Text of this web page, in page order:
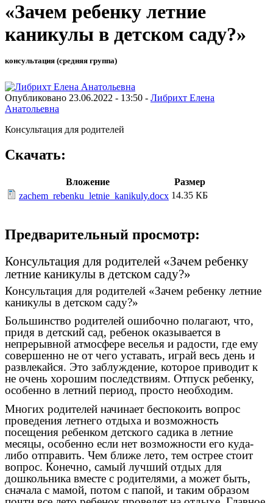
«Зачем ребенку летние
каникулы в детском саду?»
консультация (средняя группа)
Опубликовано 23.06.2022 - 13:50 - Либрихт Елена
Анатольевна
Консультация для родителей
Скачать:
Вложение
Размер
zachem_rebenku_letnie_kanikuly.docx 14.35 КБ
Предварительный просмотр:
Консультация для родителей «Зачем ребенку
летние каникулы в детском саду?»
Консультация для родителей «Зачем ребенку летние
каникулы в детском саду?»
Большинство родителей ошибочно полагают, что,
придя в детский сад, ребенок оказывается в
непрерывной атмосфере веселья и радости, где ему
совершенно не от чего уставать, играй весь день и
развлекайся. Это заблуждение, которое приводит к
не очень хорошим последствиям. Отпуск ребенку,
особенно в летний период, просто необходим.
Многих родителей начинает беспокоить вопрос
проведения летнего отдыха и возможность
посещения ребенком детского садика в летние
месяцы, особенно если нет возможности его куда-
либо отправить. Чем ближе лето, тем острее стоит
вопрос. Конечно, самый лучший отдых для
дошкольника вместе с родителями, а может быть,
сначала с мамой, потом с папой, и таким образом